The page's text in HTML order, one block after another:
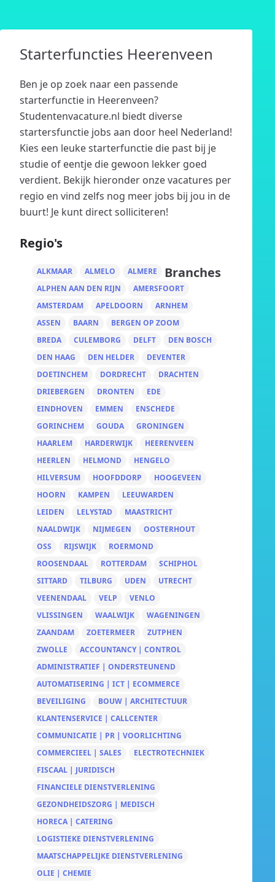
Starterfuncties Heerenveen
Ben je op zoek naar een passende
starterfunctie in Heerenveen?
Studentenvacature.nl biedt diverse
startersfunctie jobs aan door heel Nederland!
Kies een leuke starterfunctie die past bij je
studie of eentje die gewoon lekker goed
verdient. Bekijk hieronder onze vacatures per
regio en vind zelfs nog meer jobs bij jou in de
buurt! Je kunt direct solliciteren!
Regio's
ALKMAAR ALMELO
ALMERE
ALPHEN AAN DEN RIJN
AMERSFOORT
AMSTERDAM
APELDOORN
ARNHEM
ASSEN
BAARN
BERGEN OP ZOOM
BREDA
CULEMBORG DELFT
DEN BOSCH
DEN HAAG
DEN HELDER
DEVENTER
DOETINCHEM
DORDRECHT
DRACHTEN
DRIEBERGEN
DRONTEN
EDE
EINDHOVEN
EMMEN
ENSCHEDE
GORINCHEM
GOUDA
GRONINGEN
HAARLEM
HARDERWIJK
HEERENVEEN
HEERLEN
HELMOND
HENGELO
HILVERSUM
HOOFDDORP
HOOGEVEEN
HOORN
KAMPEN
LEEUWARDEN
LEIDEN
LELYSTAD
MAASTRICHT
NAALDWIJK
NIJMEGEN
OOSTERHOUT
OSS
RIJSWIJK
ROERMOND
ROOSENDAAL
ROTTERDAM
SCHIPHOL
SITTARD
TILBURG UDEN
UTRECHT
VEENENDAAL
VELP
VENLO
VLISSINGEN
WAALWIJK
WAGENINGEN
ZAANDAM
ZOETERMEER
ZUTPHEN
ZWOLLE
Branches
ACCOUNTANCY | CONTROL
ADMINISTRATIEF | ONDERSTEUNEND
AUTOMATISERING | ICT | ECOMMERCE
BEVEILIGING
BOUW | ARCHITECTUUR
KLANTENSERVICE | CALLCENTER
COMMUNICATIE | PR | VOORLICHTING
COMMERCIEEL | SALES
ELECTROTECHNIEK
FISCAAL | JURIDISCH
FINANCIELE DIENSTVERLENING
GEZONDHEIDSZORG | MEDISCH
HORECA | CATERING
LOGISTIEKE DIENSTVERLENING
MAATSCHAPPELIJKE DIENSTVERLENING
OLIE | CHEMIE